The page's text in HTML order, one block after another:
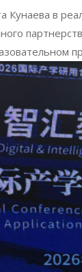
Кунаева в